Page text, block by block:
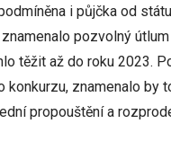
i půjčka od
pozvolný
těžit až do roku 2023.
konkurzu, znamenalo by
propouštění a